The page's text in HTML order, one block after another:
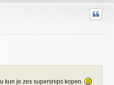
p
kun je zes supersnips kopen.